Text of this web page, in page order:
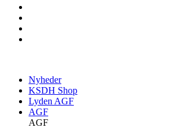
Nyheder
KSDH Shop
Lyden AGF
AGF
AGF